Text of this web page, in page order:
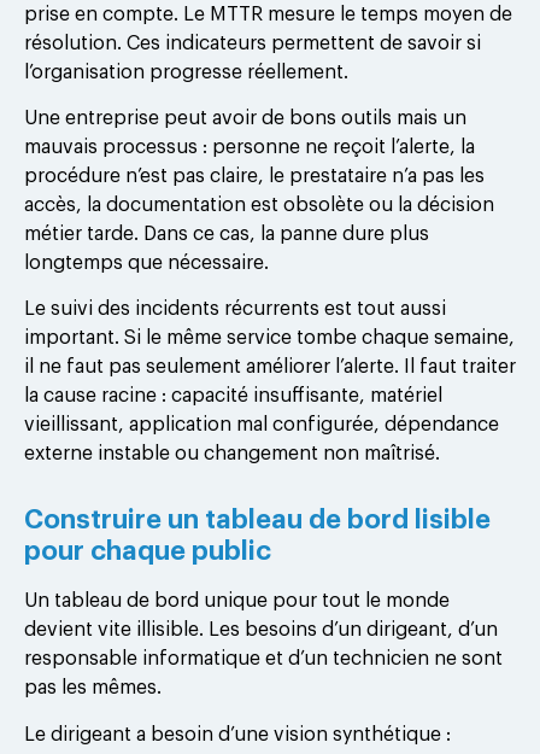
prise en compte. Le MTTR mesure le temps moyen de
résolution. Ces indicateurs permettent de savoir si
l’organisation progresse réellement.
Une entreprise peut avoir de bons outils mais un
mauvais processus : personne ne reçoit l’alerte, la
procédure n’est pas claire, le prestataire n’a pas les
accès, la documentation est obsolète ou la décision
métier tarde. Dans ce cas, la panne dure plus
longtemps que nécessaire.
Le suivi des incidents récurrents est tout aussi
important. Si le même service tombe chaque semaine,
il ne faut pas seulement améliorer l’alerte. Il faut traiter
la cause racine : capacité insuffisante, matériel
vieillissant, application mal configurée, dépendance
externe instable ou changement non maîtrisé.
Construire un tableau de bord lisible
pour chaque public
Un tableau de bord unique pour tout le monde
devient vite illisible. Les besoins d’un dirigeant, d’un
responsable informatique et d’un technicien ne sont
pas les mêmes.
Le dirigeant a besoin d’une vision synthétique :